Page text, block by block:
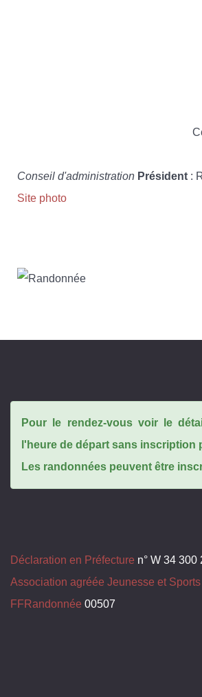
Conseil d'administration Président :
Site photo
Pour le rendez-vous voir le
l'heure de départ sans
Les randonnées peuvent être
Déclaration en Préfecture n° W 34 300
Association agréée Jeunesse et Sports
FFRandonnée 00507